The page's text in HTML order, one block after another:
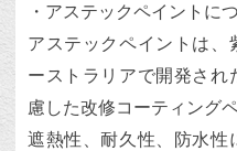
・アステックペイントに
アステックペイントは、
ーストラリアで開発され
慮した改修コーティング
遮熱性、耐久性、防水性